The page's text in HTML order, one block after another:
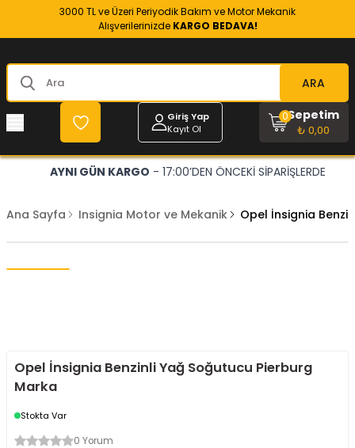
3000 TL ve Üzeri Periyodik Bakım ve Motor Mekanik
Alışverilerinizde KARGO BEDAVA!
ARA
Giriş Yap
Kayıt Ol
Sepetim
₺ 0,00
0
AYNI GÜN KARGO - 17:00’DEN ÖNCEKİ SİPARİŞLERDE
Ana Sayfa Insignia Motor ve Mekanik Opel İnsignia
Opel İnsignia Benzinli Yağ Soğutucu Pierburg
Marka
Stokta Var
0 Yorum